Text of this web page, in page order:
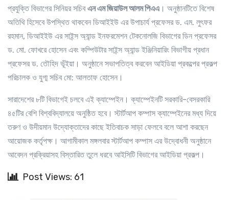
প্রযুক্তি বিভাগের সিনিয়র সচিবএন এম জিয়াউল আলম পিএএ । অনুষ্ঠানটিতে বিশেষ
অতিথি হিসেবে উপস্থিত থাকবেন ডিআইইউ এর উপাচার্য প্রফেসর ড. এম. লুৎফর
রহমান, ডিআইইউ এর সাইন্স অ্যান্ড ইনফরমেশন টেকনোলজি বিভাগের ডিন প্রফেসর
ড. মো. ফোখরে হোসেন এবং কম্পিউটার সাইন্স অ্যান্ড ইঞ্জিনিয়ারিং বিভাগীয় প্রধান
প্রফেসর ড. তৌহিদ ভূঁইয়া। অনুষ্ঠানে সভাপতিত্ব করবেন আইডিয়া প্রকল্পের প্রকল্প
পরিচালক ও যুগ্ম সচিব মো: আলতাফ হোসেন।
সারাদেশের ৮টি বিভাগেই চলবে এই ক্যাম্পেইন। ক্যাম্পেইনটি সরকারি-বেসরকারি
৪৫টির বেশি বিশ্ববিদ্যালয়ে অনুষ্ঠিত হবে। স্টার্টআপ কম্পাস ক্যাম্পেইনের মধ্য দিয়ে
তরুণ ও উদীয়মান উদ্যোক্তাদের কাছে ইতিবাচক সাড়া ফেলবে বলে আশা করছেন
আয়োজক কর্তৃপক্ষ। আগামীকাল মঙ্গলবার স্টার্টআপ কম্পাস এর উদ্বোধনী অনুষ্ঠানে
আবেদন প্রক্রিয়াসহ বিস্তারিত তুলে ধরবে আইসিটি বিভাগের আইডিয়া প্রকল্প।
Post Views: 61